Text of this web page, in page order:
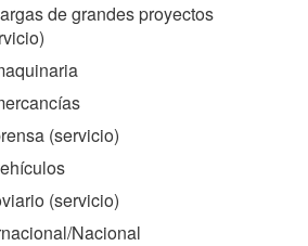
de grandes proyectos
(servicio)
(servicio)
Nacional